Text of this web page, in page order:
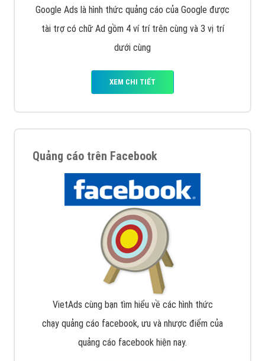
Google Ads là hình thức quảng cáo của Google được
tài trợ có chữ Ad gồm 4 ví trí trên cùng và 3 vị trí
dưới cùng
XEM CHI TIẾT
Quảng cáo trên Facebook
VietAds cùng bạn tìm hiểu về các hình thức
chạy quảng cáo facebook, ưu và nhược điểm của
quảng cáo facebook hiện nay.